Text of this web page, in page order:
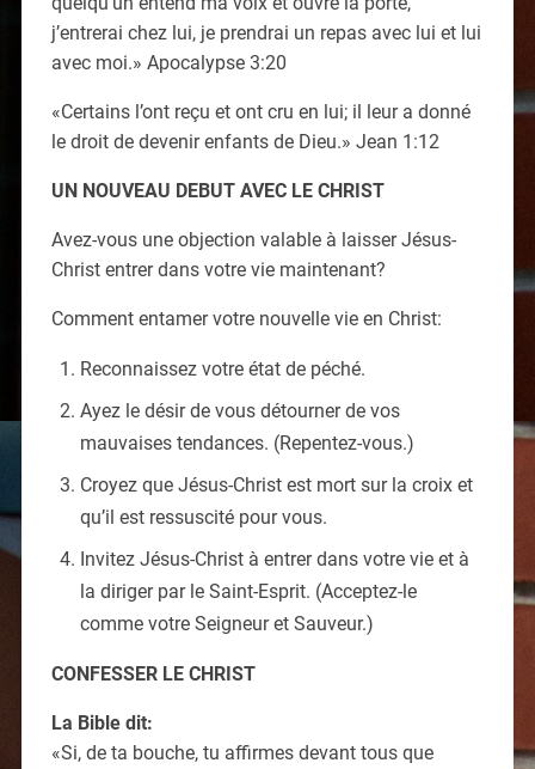
j’entrerai chez lui, je prendrai un repas avec lui et lui
avec moi.» Apocalypse 3:20
«Certains l’ont reçu et ont cru en lui; il leur a donné
le droit de devenir enfants de Dieu.» Jean 1:12
UN NOUVEAU DEBUT AVEC LE CHRIST
Avez-vous une objection valable à laisser Jésus-
Christ entrer dans votre vie maintenant?
Comment entamer votre nouvelle vie en Christ:
Reconnaissez votre état de péché.
Ayez le désir de vous détourner de vos
mauvaises tendances. (Repentez-vous.)
Croyez que Jésus-Christ est mort sur la croix et
qu’il est ressuscité pour vous.
Invitez Jésus-Christ à entrer dans votre vie et à
la diriger par le Saint-Esprit. (Acceptez-le
comme votre Seigneur et Sauveur.)
CONFESSER LE CHRIST
La Bible dit:
«Si, de ta bouche, tu affirmes devant tous que